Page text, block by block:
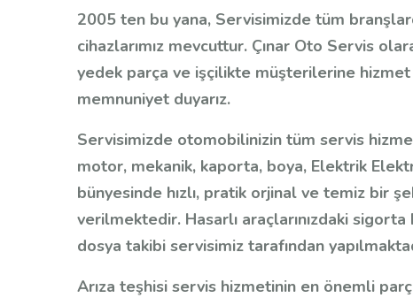
2005 ten bu yana, Servisimizde tüm
cihazlarımız mevcuttur. Çınar Oto Servis
yedek parça ve işçilikte müşterilerine
memnuniyet duyarız.
Servisimizde otomobilinizin tüm servis
motor, mekanik, kaporta, boya, Elektrik
bünyesinde hızlı, pratik orjinal ve temiz bir
verilmektedir. Hasarlı araçlarınızdaki
dosya takibi servisimiz tarafından
Arıza teşhisi servis hizmetinin en önemli